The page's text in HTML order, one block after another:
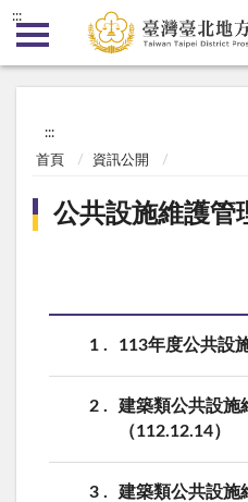
:::
:::
首頁 資訊公開
公共設施維護管
1 113年度公共設
2
建築類公共設施
（112.12.14）
3
建築類公共設施